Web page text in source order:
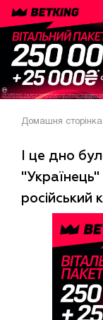
Домашня сторінка
І це дно
російський